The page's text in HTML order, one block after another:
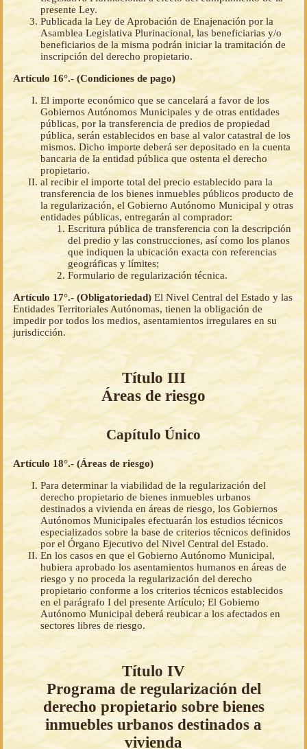
presente Ley.
Publicada la Ley de Aprobación de Enajenación por la
Asamblea Legislativa Plurinacional, las beneficiarias y/o
beneficiarios de la misma podrán iniciar la tramitación de
inscripción del derecho propietario.
Artículo 16°.- (Condiciones de pago)
El importe económico que se cancelará a favor de los
Gobiernos Autónomos Municipales y de otras entidades
públicas, por la transferencia de predios de propiedad
pública, serán establecidos en base al valor catastral de los
mismos. Dicho importe deberá ser depositado en la cuenta
bancaria de la entidad pública que ostenta el derecho
propietario.
al recibir el importe total del precio establecido para la
transferencia de los bienes inmuebles públicos producto de
la regularización, el Gobierno Autónomo Municipal y otras
entidades públicas, entregarán al comprador:
Escritura pública de transferencia con la descripción
del predio y las construcciones, así como los planos
que indiquen la ubicación exacta con referencias
geográficas y límites;
Formulario de regularización técnica.
Artículo 17°.- (Obligatoriedad) El Nivel Central del Estado y las
Entidades Territoriales Autónomas, tienen la obligación de
impedir por todos los medios, asentamientos irregulares en su
jurisdicción.
Título III
Áreas de riesgo
Capítulo Único
Artículo 18°.- (Áreas de riesgo)
Para determinar la viabilidad de la regularización del
derecho propietario de bienes inmuebles urbanos
destinados a vivienda en áreas de riesgo, los Gobiernos
Autónomos Municipales efectuarán los estudios técnicos
especializados sobre la base de criterios técnicos definidos
por el Órgano Ejecutivo del Nivel Central del Estado.
En los casos en que el Gobierno Autónomo Municipal,
hubiera aprobado los asentamientos humanos en áreas de
riesgo y no proceda la regularización del derecho
propietario conforme a los criterios técnicos establecidos
en el parágrafo I del presente Artículo; El Gobierno
Autónomo Municipal deberá reubicar a los afectados en
sectores libres de riesgo.
Título IV
Programa de regularización del
derecho propietario sobre bienes
inmuebles urbanos destinados a
vivienda